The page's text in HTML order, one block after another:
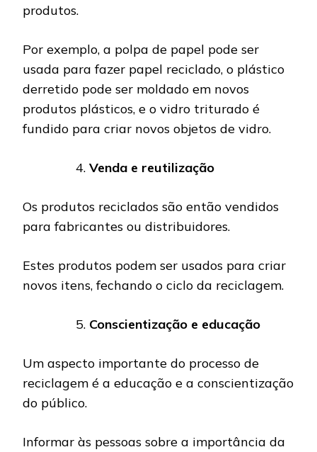
produtos.
Por exemplo, a polpa de papel pode ser
usada para fazer papel reciclado, o plástico
derretido pode ser moldado em novos
produtos plásticos, e o vidro triturado é
fundido para criar novos objetos de vidro.
Venda e reutilização
Os produtos reciclados são então vendidos
para fabricantes ou distribuidores.
Estes produtos podem ser usados ​​para criar
novos itens, fechando o ciclo da reciclagem.
Conscientização e educação
Um aspecto importante do processo de
reciclagem é a educação e a conscientização
do público.
Informar às pessoas sobre a importância da